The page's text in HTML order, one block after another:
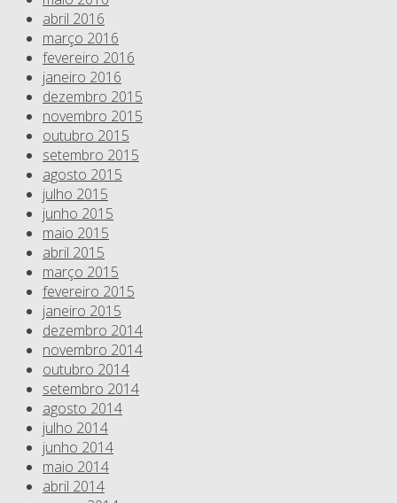
abril 2016
março 2016
fevereiro 2016
janeiro 2016
dezembro 2015
novembro 2015
outubro 2015
setembro 2015
agosto 2015
julho 2015
junho 2015
maio 2015
abril 2015
março 2015
fevereiro 2015
janeiro 2015
dezembro 2014
novembro 2014
outubro 2014
setembro 2014
agosto 2014
julho 2014
junho 2014
maio 2014
abril 2014